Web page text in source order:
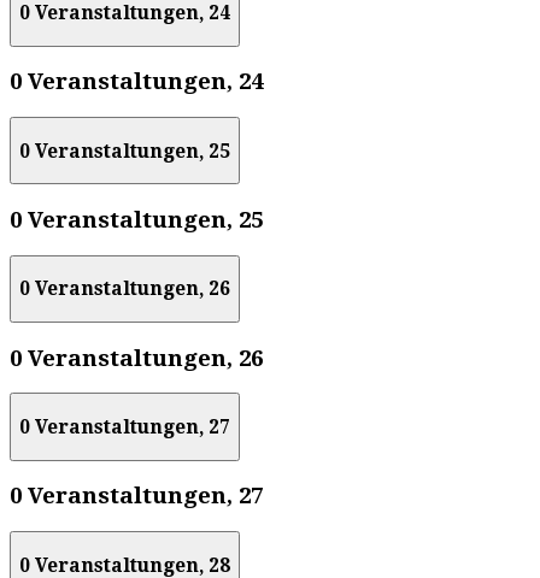
0 Veranstaltungen, 24
0 Veranstaltungen, 24
0 Veranstaltungen, 25
0 Veranstaltungen, 25
0 Veranstaltungen, 26
0 Veranstaltungen, 26
0 Veranstaltungen, 27
0 Veranstaltungen, 27
0 Veranstaltungen, 28